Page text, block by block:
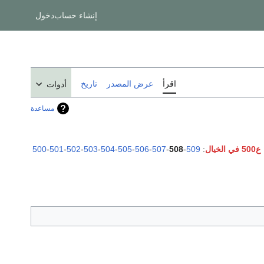
إنشاء حسابدخول
اقرأ عرض المصدر تاريخ أدوات
مساعدة
ع500 في الخيال :
500-501-502-503-504-505-506-507-508-509